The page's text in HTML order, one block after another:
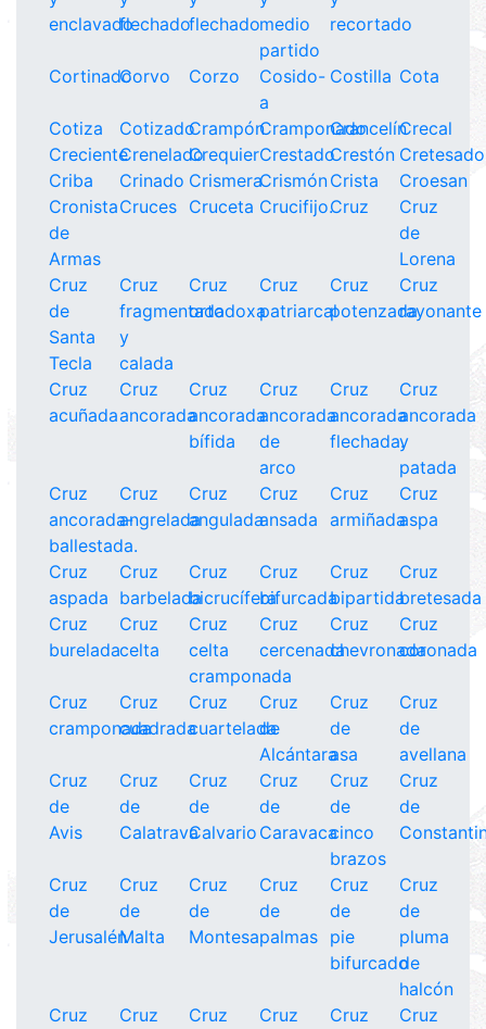
enclavadoflechadoflechadomedio
partido
recortado
CortinadoCorvo Corzo
Cosido-
a
Costilla Cota
Cotiza CotizadoCrampónCramponadoCrancelínCrecal
CrecienteCreneladoCrequierCrestadoCrestón Cretesado
Criba
Crinado CrismeraCrismónCrista
Croesan
Cronista
de
Armas
Cruces Cruceta Crucifijo.Cruz
Cruz
de
Lorena
Cruz
de
Santa
Tecla
Cruz
fragmentada
y
calada
Cruz
ortodoxa
Cruz
patriarcal
Cruz
potenzada
Cruz
rayonante
Cruz
acuñada
Cruz
ancorada
Cruz
ancorada
bífida
Cruz
ancorada
de
arco
Cruz
ancorada
flechada.
Cruz
ancorada
y
patada
Cruz
ancorada-
ballestada.
Cruz
angrelada
Cruz
angulada
Cruz
ansada
Cruz
armiñada
Cruz
aspa
Cruz
aspada
Cruz
barbelada
Cruz
bicrucífera
Cruz
bifurcada
Cruz
bipartida
Cruz
bretesada
Cruz
burelada
Cruz
celta
Cruz
celta
cramponada
Cruz
cercenada
Cruz
chevronada
Cruz
coronada
Cruz
cramponada
Cruz
cuadrada
Cruz
cuartelada
Cruz
de
Alcántara
Cruz
de
asa
Cruz
de
avellana
Cruz
de
Avis
Cruz
de
Calatrava
Cruz
de
Calvario
Cruz
de
Caravaca
Cruz
de
cinco
brazos
Cruz
de
Cruz
de
Jerusalén
Cruz
de
Malta
Cruz
de
Montesa
Cruz
de
palmas
Cruz
de
pie
bifurcado
Cruz
de
pluma
de
halcón
Cruz
Cruz
Cruz
Cruz
Cruz
Cruz